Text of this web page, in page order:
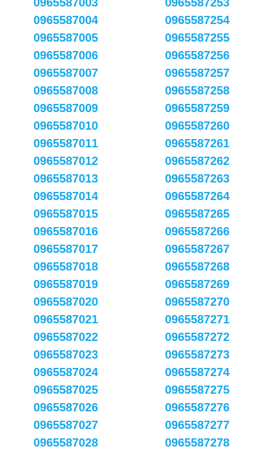
0965587004
0965587005
0965587006
0965587007
0965587008
0965587009
0965587010
0965587011
0965587012
0965587013
0965587014
0965587015
0965587016
0965587017
0965587018
0965587019
0965587020
0965587021
0965587022
0965587023
0965587024
0965587025
0965587026
0965587027
0965587028
0965587254
0965587255
0965587256
0965587257
0965587258
0965587259
0965587260
0965587261
0965587262
0965587263
0965587264
0965587265
0965587266
0965587267
0965587268
0965587269
0965587270
0965587271
0965587272
0965587273
0965587274
0965587275
0965587276
0965587277
0965587278